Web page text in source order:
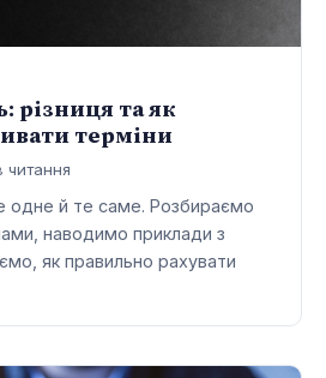
різниця та як
терміни
читання
одне й те саме. Розбираємо
наводимо приклади з
як правильно рахувати